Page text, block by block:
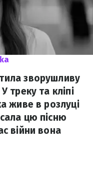
зворушливу
треку та кліпі
живе в розлуці
цю пісню
війни вона